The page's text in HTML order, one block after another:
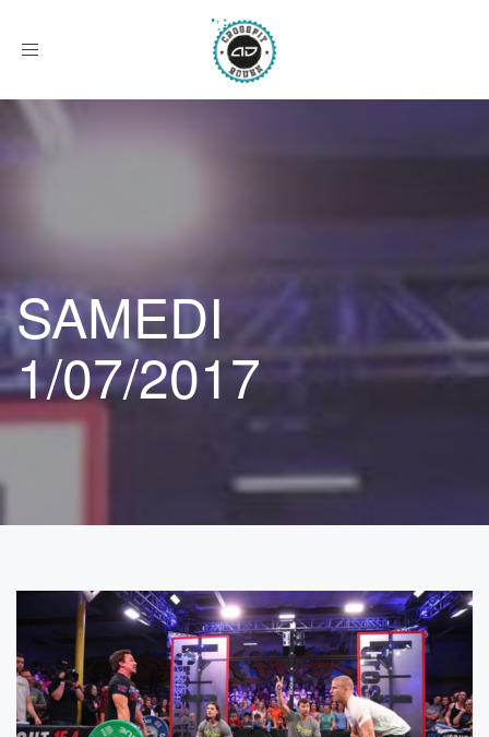
Afficher
SAMEDI
1/07/2017